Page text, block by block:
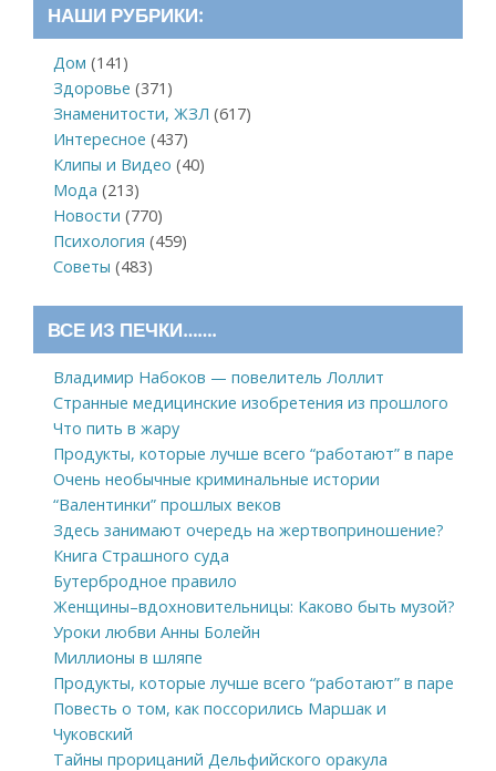
НАШИ РУБРИКИ:
Дом (141)
Здоровье (371)
Знаменитости, ЖЗЛ (617)
Интересное (437)
Клипы и Видео (40)
Мода (213)
Новости (770)
Психология (459)
Советы (483)
ВСЕ ИЗ ПЕЧКИ…….
Владимир Набоков — повелитель Лоллит
Странные медицинские изобретения из прошлого
Что пить в жару
Продукты, которые лучше всего “работают” в паре
Очень необычные криминальные истории
“Валентинки” прошлых веков
Здесь занимают очередь на жертвоприношение?
Книга Страшного суда
Бутербродное правило
Женщины–вдохновительницы: Каково быть музой?
Уроки любви Анны Болейн
Миллионы в шляпе
Продукты, которые лучше всего “работают” в паре
Повесть о том, как поссорились Маршак и
Чуковский
Тайны прорицаний Дельфийского оракула